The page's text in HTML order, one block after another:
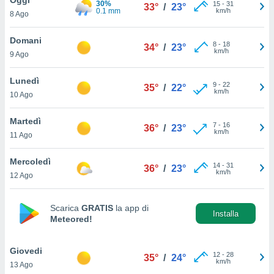
è
al sito
di
ci
di
il
un
la
nella
8 Ago
30%
0.1 mm
33° / 23° 15- 31
km/h
Domani
9 Ago
34° / 23° 8- 18
km/h
Lunedì
10 Ago
35° / 22° 9- 22
km/h
Martedì
11 Ago
36° / 23° 7- 16
km/h
Mercoledì
12 Ago
36° / 23° 14- 31
km/h
Scarica GRATIS la app di
Meteored!
Installa
Giovedi
13 Ago
35° / 24° 12- 28
km/h